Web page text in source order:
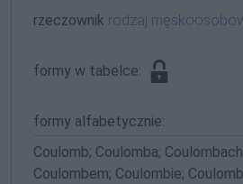
rzeczownik rodzaj
formy w tabelce:
formy alfabetycznie:
Coulomb; Coulomba;
Coulombem; Coulombie;